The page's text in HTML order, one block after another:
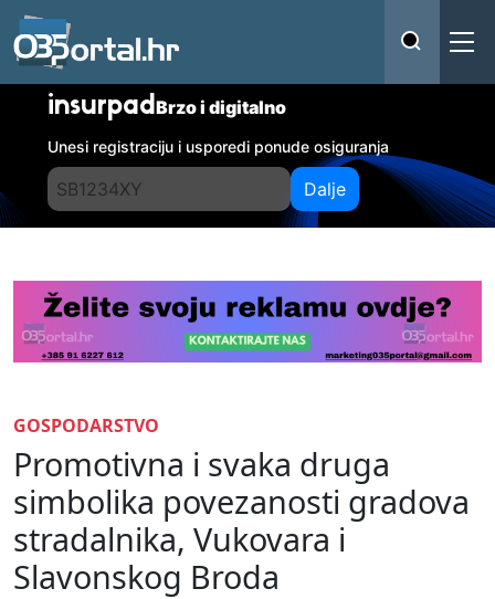
insurpadBrzo i digitalno
Unesi registraciju i usporedi ponude osiguranja
Dalje
GOSPODARSTVO
Promotivna i svaka druga
simbolika povezanosti gradova
stradalnika, Vukovara i
Slavonskog Broda